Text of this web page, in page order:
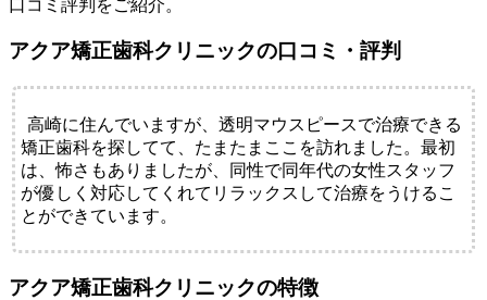
口コミ評判をご紹介。
アクア矯正歯科クリニックの口コミ・評判
高崎に住んでいますが、透明マウスピースで治療できる
矯正歯科を探してて、たまたまここを訪れました。最初
は、怖さもありましたが、同性で同年代の女性スタッフ
が優しく対応してくれてリラックスして治療をうけるこ
とができています。
アクア矯正歯科クリニックの特徴